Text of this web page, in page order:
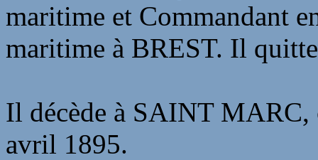
maritime et Commandant
maritime à BREST. Il
Il décède à SAINT MARC,
avril 1895.